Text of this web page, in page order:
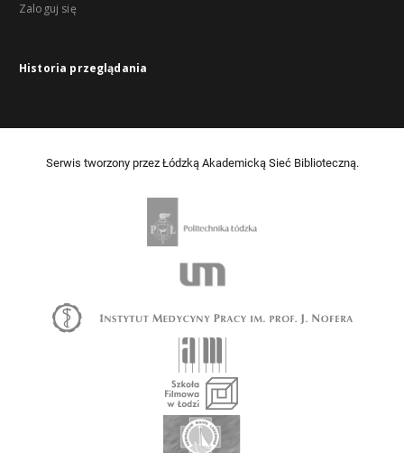
Zaloguj się
Historia przeglądania
Serwis tworzony przez Łódzką Akademicką Sieć Biblioteczną.